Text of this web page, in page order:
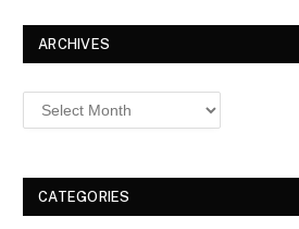
ARCHIVES
Archives
CATEGORIES